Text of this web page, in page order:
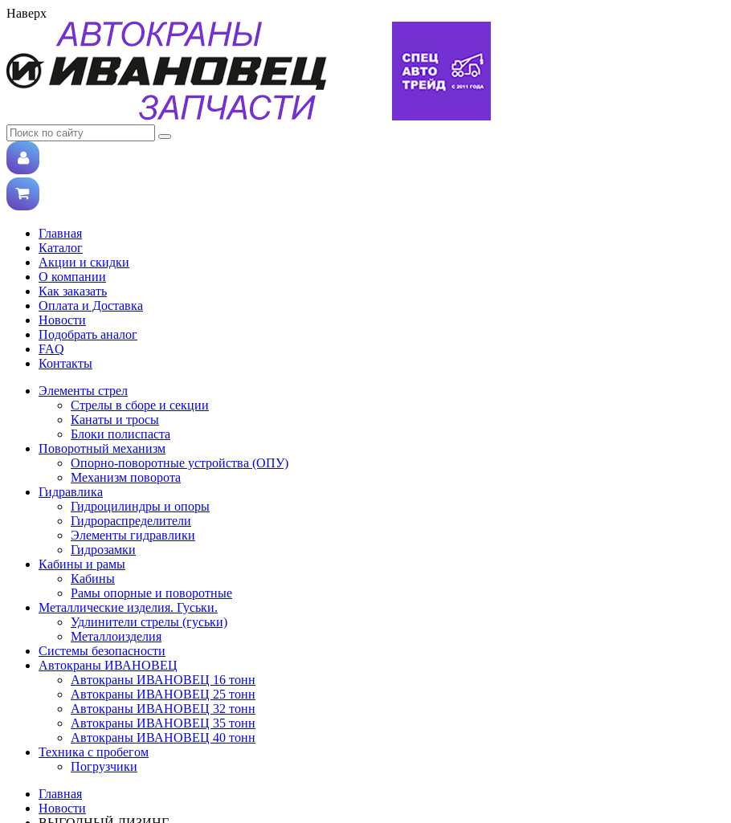
Наверх
Главная
Каталог
Акции и скидки
О компании
Как заказать
Оплата и Доставка
Новости
Подобрать аналог
FAQ
Контакты
Элементы стрел
Стрелы в сборе и секции
Канаты и тросы
Блоки полиспаста
Поворотный механизм
Опорно-поворотные устройства (ОПУ)
Механизм поворота
Гидравлика
Гидроцилиндры и опоры
Гидрораспределители
Элементы гидравлики
Гидрозамки
Кабины и рамы
Кабины
Рамы опорные и поворотные
Металлические изделия. Гуськи.
Удлинители стрелы (гуськи)
Металлоизделия
Системы безопасности
Автокраны ИВАНОВЕЦ
Автокраны ИВАНОВЕЦ 16 тонн
Автокраны ИВАНОВЕЦ 25 тонн
Автокраны ИВАНОВЕЦ 32 тонн
Автокраны ИВАНОВЕЦ 35 тонн
Автокраны ИВАНОВЕЦ 40 тонн
Техника с пробегом
Погрузчики
Главная
Новости